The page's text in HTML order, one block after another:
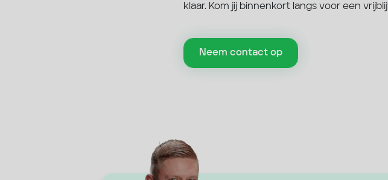
klaar. Kom jij binnenkort langs voor een
Neem contact op